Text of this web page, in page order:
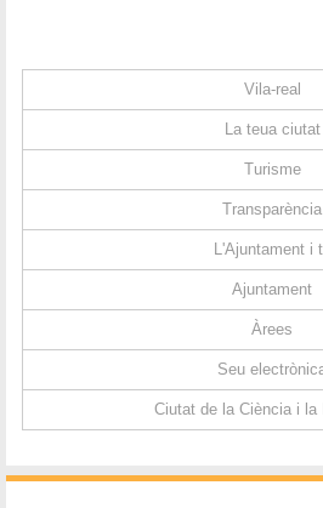
Vila-real
La teua ciutat
Turisme
Transparència
L'Ajuntament i
Ajuntament
Àrees
Seu
Ciutat de la Ciència i la